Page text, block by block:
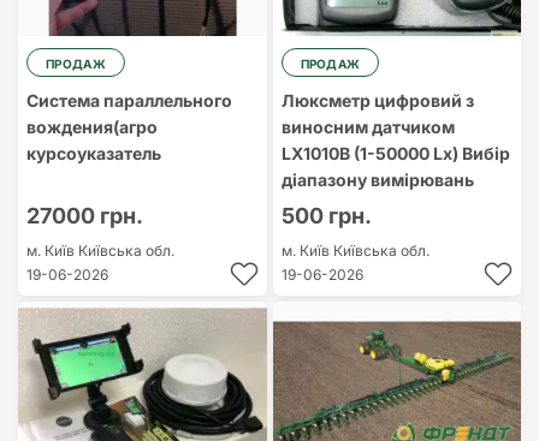
ПРОДАЖ
Система параллельного
вождения(агро
курсоуказатель
27000 грн.
м. Київ Київська обл.
19-06-2026
ПРОДАЖ
Люксметр цифровий з
виносним датчиком
LX1010B (1-50000 Lx) Вибір
діапазону вимірювань
500 грн.
м. Київ Київська обл.
19-06-2026